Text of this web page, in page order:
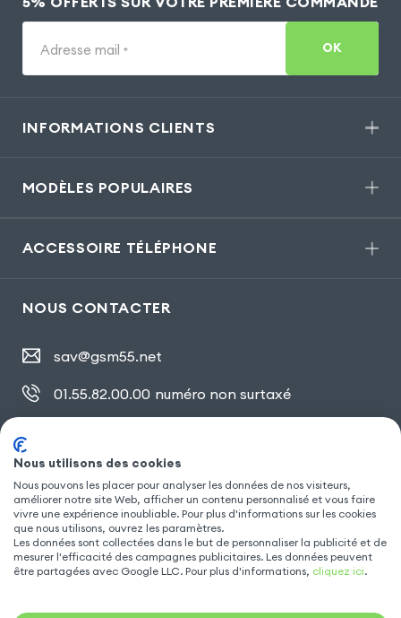
Adresse mail * OK
INFORMATIONS CLIENTS
MODÈLES POPULAIRES
ACCESSOIRE TÉLÉPHONE
NOUS CONTACTER
sav@gsm55.net
01.55.82.00.00 numéro non surtaxé
SUIVEZ NOUS
Nous utilisons des cookies
Nous pouvons les placer pour analyser les données de nos visiteurs,
améliorer notre site Web, afficher un contenu personnalisé et vous faire
vivre une expérience inoubliable. Pour plus d'informations sur les cookies
que nous utilisons, ouvrez les paramètres.
Les données sont collectées dans le but de personnaliser la publicité et de
mesurer l'efficacité des campagnes publicitaires. Les données peuvent
être partagées avec Google LLC. Pour plus d'informations, cliquez ici.